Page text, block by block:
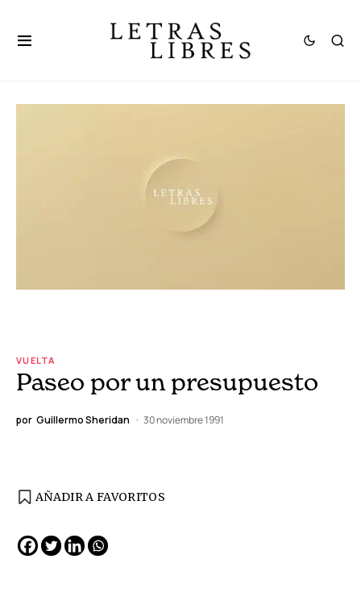
VUELTA
Paseo por un presupuesto
por Guillermo Sheridan 30 noviembre 1991
AÑADIR A FAVORITOS